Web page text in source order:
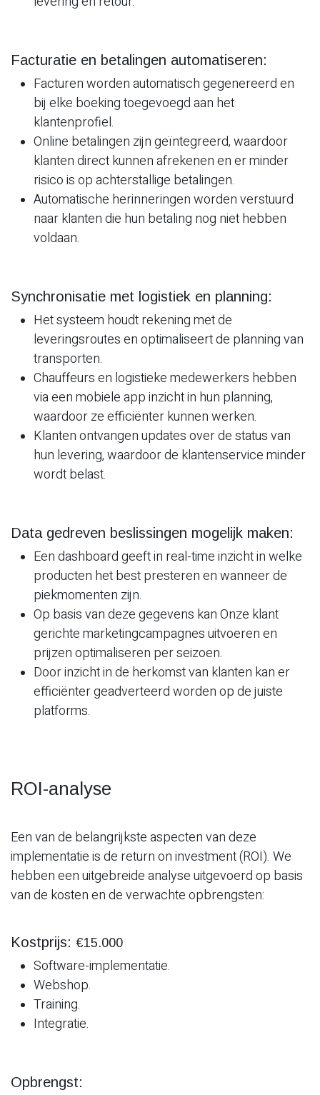
Facturatie en betalingen automatiseren:
Facturen worden automatisch gegenereerd en
bij elke boeking toegevoegd aan het
klantenprofiel.
Online betalingen zijn geïntegreerd, waardoor
klanten direct kunnen afrekenen en er minder
risico is op achterstallige betalingen.
Automatische herinneringen worden verstuurd
naar klanten die hun betaling nog niet hebben
voldaan.
Synchronisatie met logistiek en planning:
Het systeem houdt rekening met de
leveringsroutes en optimaliseert de planning van
transporten.
Chauffeurs en logistieke medewerkers hebben
via een mobiele app inzicht in hun planning,
waardoor ze efficiënter kunnen werken.
Klanten ontvangen updates over de status van
hun levering, waardoor de klantenservice minder
wordt belast.
Data gedreven beslissingen mogelijk maken:
Een dashboard geeft in real-time inzicht in welke
producten het best presteren en wanneer de
piekmomenten zijn.
Op basis van deze gegevens kan Onze klant
gerichte marketingcampagnes uitvoeren en
prijzen optimaliseren per seizoen.
Door inzicht in de herkomst van klanten kan er
efficiënter geadverteerd worden op de juiste
platforms.
ROI-analyse
Een van de belangrijkste aspecten van deze
implementatie is de return on investment (ROI). We
hebben een uitgebreide analyse uitgevoerd op basis
van de kosten en de verwachte opbrengsten:
Kostprijs: €15.000
Software-implementatie.
Webshop.
Training.
Integratie.
Opbrengst: